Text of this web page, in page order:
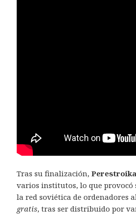
Tras su finalización,Perestroika
varios institutos, lo que provocó
la red soviética de ordenadores
gratis, tras ser distribuido por